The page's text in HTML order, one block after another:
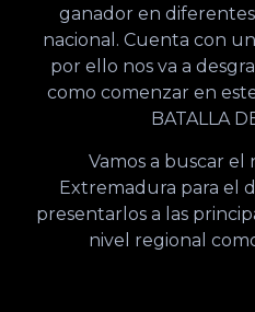
ganador en
nacional. Cuenta con
por ello nos va a
como comenzar en
BATALLA
Vamos a buscar
Extremadura para el
presentarlos a las
nivel regional